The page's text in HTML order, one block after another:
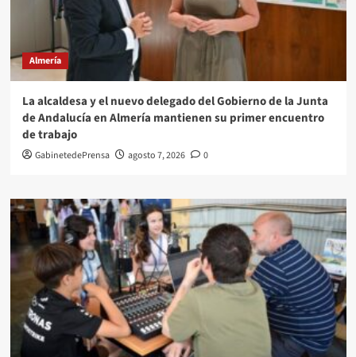
Almería
La alcaldesa y el nuevo delegado del Gobierno de la Junta
de Andalucía en Almería mantienen su primer encuentro
de trabajo
GabinetedePrensa agosto 7, 2026 0